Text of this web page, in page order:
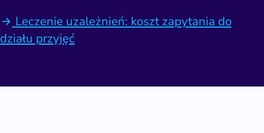
Leczenie uzależnień: koszt zapytania do
działu przyjęć